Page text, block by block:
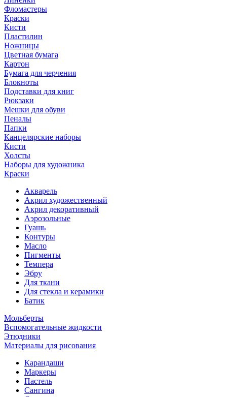
Фломастеры
Краски
Кисти
Пластилин
Ножницы
Цветная бумага
Картон
Бумага для черчения
Блокноты
Подставки для книг
Рюкзаки
Мешки для обуви
Пеналы
Папки
Канцелярские наборы
Кисти
Холсты
Наборы для художника
Краски
Акварель
Акрил художественный
Акрил декоративный
Аэрозольные
Гуашь
Контуры
Масло
Пигменты
Темпера
Эбру
Для ткани
Для стекла и керамики
Батик
Мольберты
Вспомогательные жидкости
Этюдники
Материалы для рисования
Карандаши
Маркеры
Пастель
Сангина